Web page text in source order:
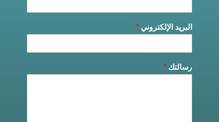
البريد الإلكتروني *
رسالتك *